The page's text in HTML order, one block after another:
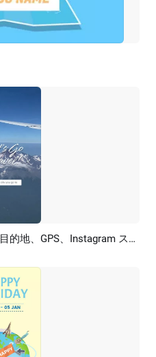
AI再生成 青空、出発、旅行、飛行機、目的地、GPS、Instagram ストーリー